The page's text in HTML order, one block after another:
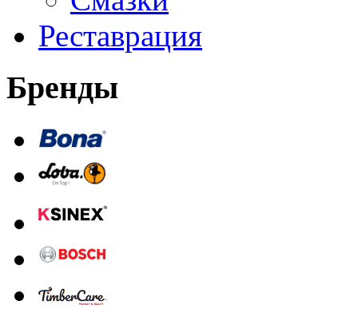
Реставрация
Бренды